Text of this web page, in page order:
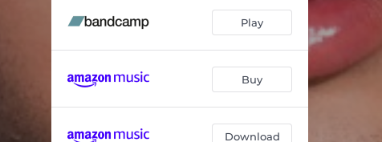
03:34
03:32
FELIZ 03:18
Play
Buy
Download